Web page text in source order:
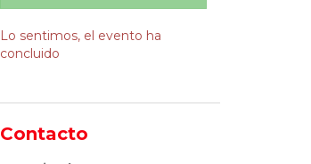
Lo sentimos, el evento ha
concluido
Contacto